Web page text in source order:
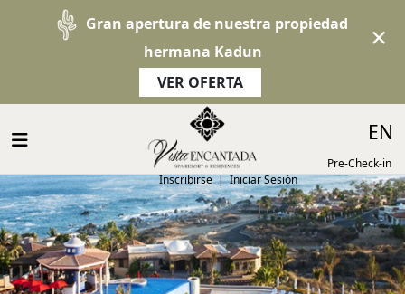
EN
Inscribirse|Iniciar Sesión
Pre-Check-in
Gran apertura de nuestra propiedad
hermana Kadun
VER OFERTA
×